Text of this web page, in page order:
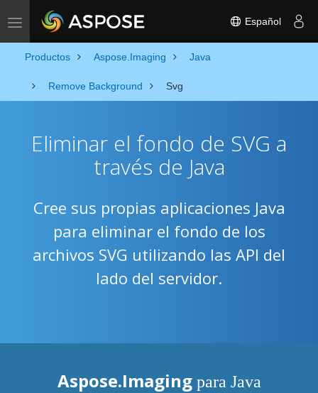
Toggle navigation Español
Productos Aspose.Imaging Java
Remove Background Svg
Eliminar el fondo de SVG a
través de Java
Cree sus propias aplicaciones Java
para eliminar el fondo de los
archivos SVG utilizando las API del
lado del servidor.
Aspose.Imaging para Java